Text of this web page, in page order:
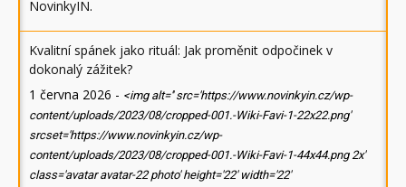
NovinkyIN.
Kvalitní spánek jako rituál: Jak proměnit odpočinek v
dokonalý zážitek?
1 června 2026 - <img alt='' src='https://www.novinkyin.cz/wp-
content/uploads/2023/08/cropped-001.-Wiki-Favi-1-22x22.png'
srcset='https://www.novinkyin.cz/wp-
content/uploads/2023/08/cropped-001.-Wiki-Favi-1-44x44.png 2x'
class='avatar avatar-22 photo' height='22' width='22'